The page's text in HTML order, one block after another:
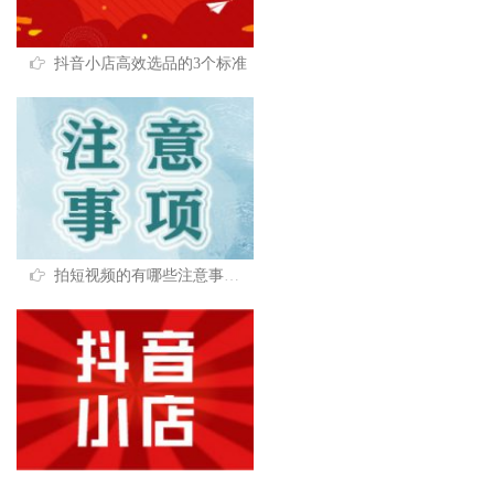
抖音小店高效选品的3个标准
拍短视频的有哪些注意事项和技巧？